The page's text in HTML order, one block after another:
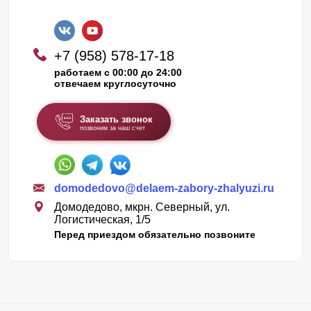
+7 (958) 578-17-18
работаем с 00:00 до 24:00
отвечаем круглосуточно
Заказать звонок
позвоним за наш счет
domodedovo@delaem-zabory-zhalyuzi.ru
Домодедово, мкрн. Северный, ул.
Логистическая, 1/5
Перед приездом обязательно позвоните